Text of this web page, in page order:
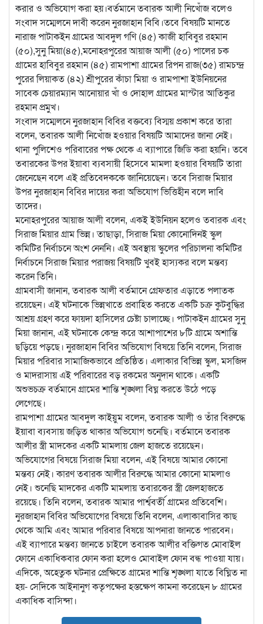
করার ও অভিযোগ করা হয়।বর্তমানে তবারক আলী নিখোঁজ বলেও
সংবাদ সম্মেলনে দাবী করেন নুরজাহান বিবি।তবে বিষয়টি মানতে
নারাজ পাটাকইন গ্রামের আবদুল গণি (৪৫) কাজী হাবিবুর রহমান
(৫০),সুনু মিয়া(৪৫),মনোহরপুরের আয়াজ আলী (৫০) পালের চক
গ্রামের হাবিবুর রহমান (৪৫) রামপাশা গ্রামের রিপন রাজ(৩৫) রামচন্দ্র
পুরের লিয়াকত (৪২) শ্রীপুরের কাঁচা মিয়া ও রামপাশা ইউনিয়নের
সাবেক চেয়ারম্যান আনোয়ার খাঁ ও দোহাল গ্রামের মাস্টার আতিকুর
রহমান প্রমুখ।
সংবাদ সম্মেলনে নুরজাহান বিবির বক্তব্যে বিস্ময় প্রকাশ করে তারা
বলেন, তবারক আলী নিখোঁজ হওয়ার বিষয়টি আমাদের জানা নেই।
থানা পুলিশেও পরিবারের পক্ষ থেকে এ ব্যাপারে জিডি করা হয়নি। তবে
তবারকের উপর ইয়াবা ব্যবসায়ী হিসেবে মামলা হওয়ার বিষয়টি তারা
জেনেছেন বলে এই প্রতিবেদককে জানিয়েছেন। তবে সিরাজ মিয়ার
উপর নুরজাহান বিবির দায়ের করা অভিযোগ ভিত্তিহীন বলে দাবি
তাদের।
মনোহরপুরের আয়াজ আলী বলেন, একই ইউনিয়ন হলেও তবারক এবং
সিরাজ মিয়ার গ্রাম ভিন্ন। তাছাড়া, সিরাজ মিয়া কোনোদিনই স্কুল
কমিটির নির্বাচনে অংশ নেননি। এই অবস্থায় স্কুলের পরিচালনা কমিটির
নির্বাচনে সিরাজ মিয়ার পরাজয় বিষয়টি খুবই হাস্যকর বলে মন্তব্য
করেন তিনি।
গ্রামবাসী জানান, তবারক আলী বর্তমানে গ্রেফতার এড়াতে পলাতক
রয়েছেন। এই ঘটনাকে ভিন্নখাতে প্রবাহিত করতে একটি চক্র কুটবুদ্ধির
আশ্রয় গ্রহণ করে ফায়দা হাসিলের চেষ্টা চালাচ্ছে। পাটাকইন গ্রামের সুনু
মিয়া জানান, এই ঘটনাকে কেন্দ্র করে আশাপাশের ৮টি গ্রামে অশান্তি
ছড়িয়ে পড়ছে। নুরজাহান বিবির অভিযোগ বিষয়ে তিনি বলেন, সিরাজ
মিয়ার পরিবার সামাজিকভাবে প্রতিষ্ঠিত। এলাকার বিভিন্ন স্কুল, মসজিদ
ও মাদরাসায় এই পরিবারের বড় রকমের অনুদান থাকে। একটি
অশুভচক্র বর্তমানে গ্রামের শান্তি শৃঙ্খলা বিঘ্ন করতে উঠে পড়ে
লেগেছে।
রামপাশা গ্রামের আবদুল কাইয়ুম বলেন, তবারক আলী ও তাঁর বিরুদ্ধে
ইয়াবা ব্যবসায় জড়িত থাকার অভিযোগ শুনেছি। বর্তমানে তবারক
আলীর স্ত্রী মাদকের একটি মামলায় জেল হাজতে রয়েছেন।
অভিযোগের বিষয়ে সিরাজ মিয়া বলেন, এই বিষয়ে আমার কোনো
মন্তব্য নেই। কারণ তবারক আলীর বিরুদ্ধে আমার কোনো মামলাও
নেই। শুনেছি মাদকের একটি মামলায় তবারকের স্ত্রী জেলহাজতে
রয়েছে। তিনি বলেন, তবারক আমার পার্শ্ববর্তী গ্রামের প্রতিবেশি।
নুরজাহান বিবির অভিযোগের বিষয়ে তিনি বলেন, এলাকাবাসির কাছ
থেকে আমি এবং আমার পরিবার বিষয়ে আপনারা জানতে পারবেন।
এই ব্যাপারে মন্তব্য জানতে চাইলে তবারক আলীর বক্তিগত মোবাইল
ফোনে একাধিকবার ফোন করা হলেও মোবাইল ফোন বন্ধ পাওয়া যায়।
এদিকে, অহেতুক ঘটনার প্রেক্ষিতে গ্রামের শান্তি শৃঙ্খলা যাতে বিঘ্নিত না
হয়- সেদিকে আইনানুগ কতৃপক্ষের হস্তক্ষেপ কামনা করেছেন ৮ গ্রামের
একাধিক বাসিন্দা।